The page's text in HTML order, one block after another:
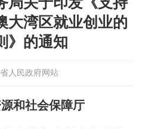
大湾区就业创业的
》的通知
人民政府网站
和社会保障厅